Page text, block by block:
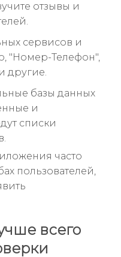
отзывы и
сервисов и
"Номер-Телефон",
другие.
базы данных
и
списки
часто
пользователей,
всего